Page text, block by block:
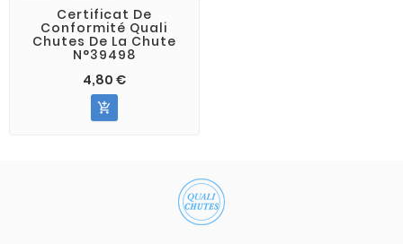
Certificat De
Conformité Quali
Chutes De La Chute
N°39498
4,80 €
